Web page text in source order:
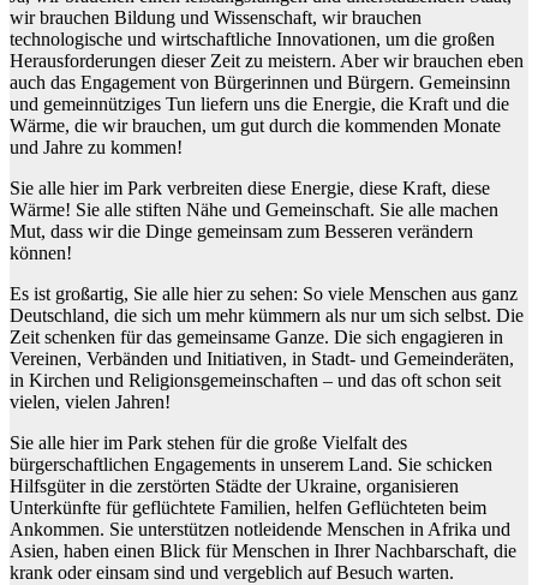
wir brauchen Bildung und Wissenschaft, wir brauchen
technologische und wirtschaftliche Innovationen, um die großen
Herausforderungen dieser Zeit zu meistern. Aber wir brauchen eben
auch das Engagement von Bürgerinnen und Bürgern. Gemeinsinn
und gemeinnütziges Tun liefern uns die Energie, die Kraft und die
Wärme, die wir brauchen, um gut durch die kommenden Monate
und Jahre zu kommen!
Sie alle hier im Park verbreiten diese Energie, diese Kraft, diese
Wärme! Sie alle stiften Nähe und Gemeinschaft. Sie alle machen
Mut, dass wir die Dinge gemeinsam zum Besseren verändern
können!
Es ist großartig, Sie alle hier zu sehen: So viele Menschen aus ganz
Deutschland, die sich um mehr kümmern als nur um sich selbst. Die
Zeit schenken für das gemeinsame Ganze. Die sich engagieren in
Vereinen, Verbänden und Initiativen, in Stadt- und Gemeinderäten,
in Kirchen und Religionsgemeinschaften – und das oft schon seit
vielen, vielen Jahren!
Sie alle hier im Park stehen für die große Vielfalt des
bürgerschaftlichen Engagements in unserem Land. Sie schicken
Hilfsgüter in die zerstörten Städte der Ukraine, organisieren
Unterkünfte für geflüchtete Familien, helfen Geflüchteten beim
Ankommen. Sie unterstützen notleidende Menschen in Afrika und
Asien, haben einen Blick für Menschen in Ihrer Nachbarschaft, die
krank oder einsam sind und vergeblich auf Besuch warten.